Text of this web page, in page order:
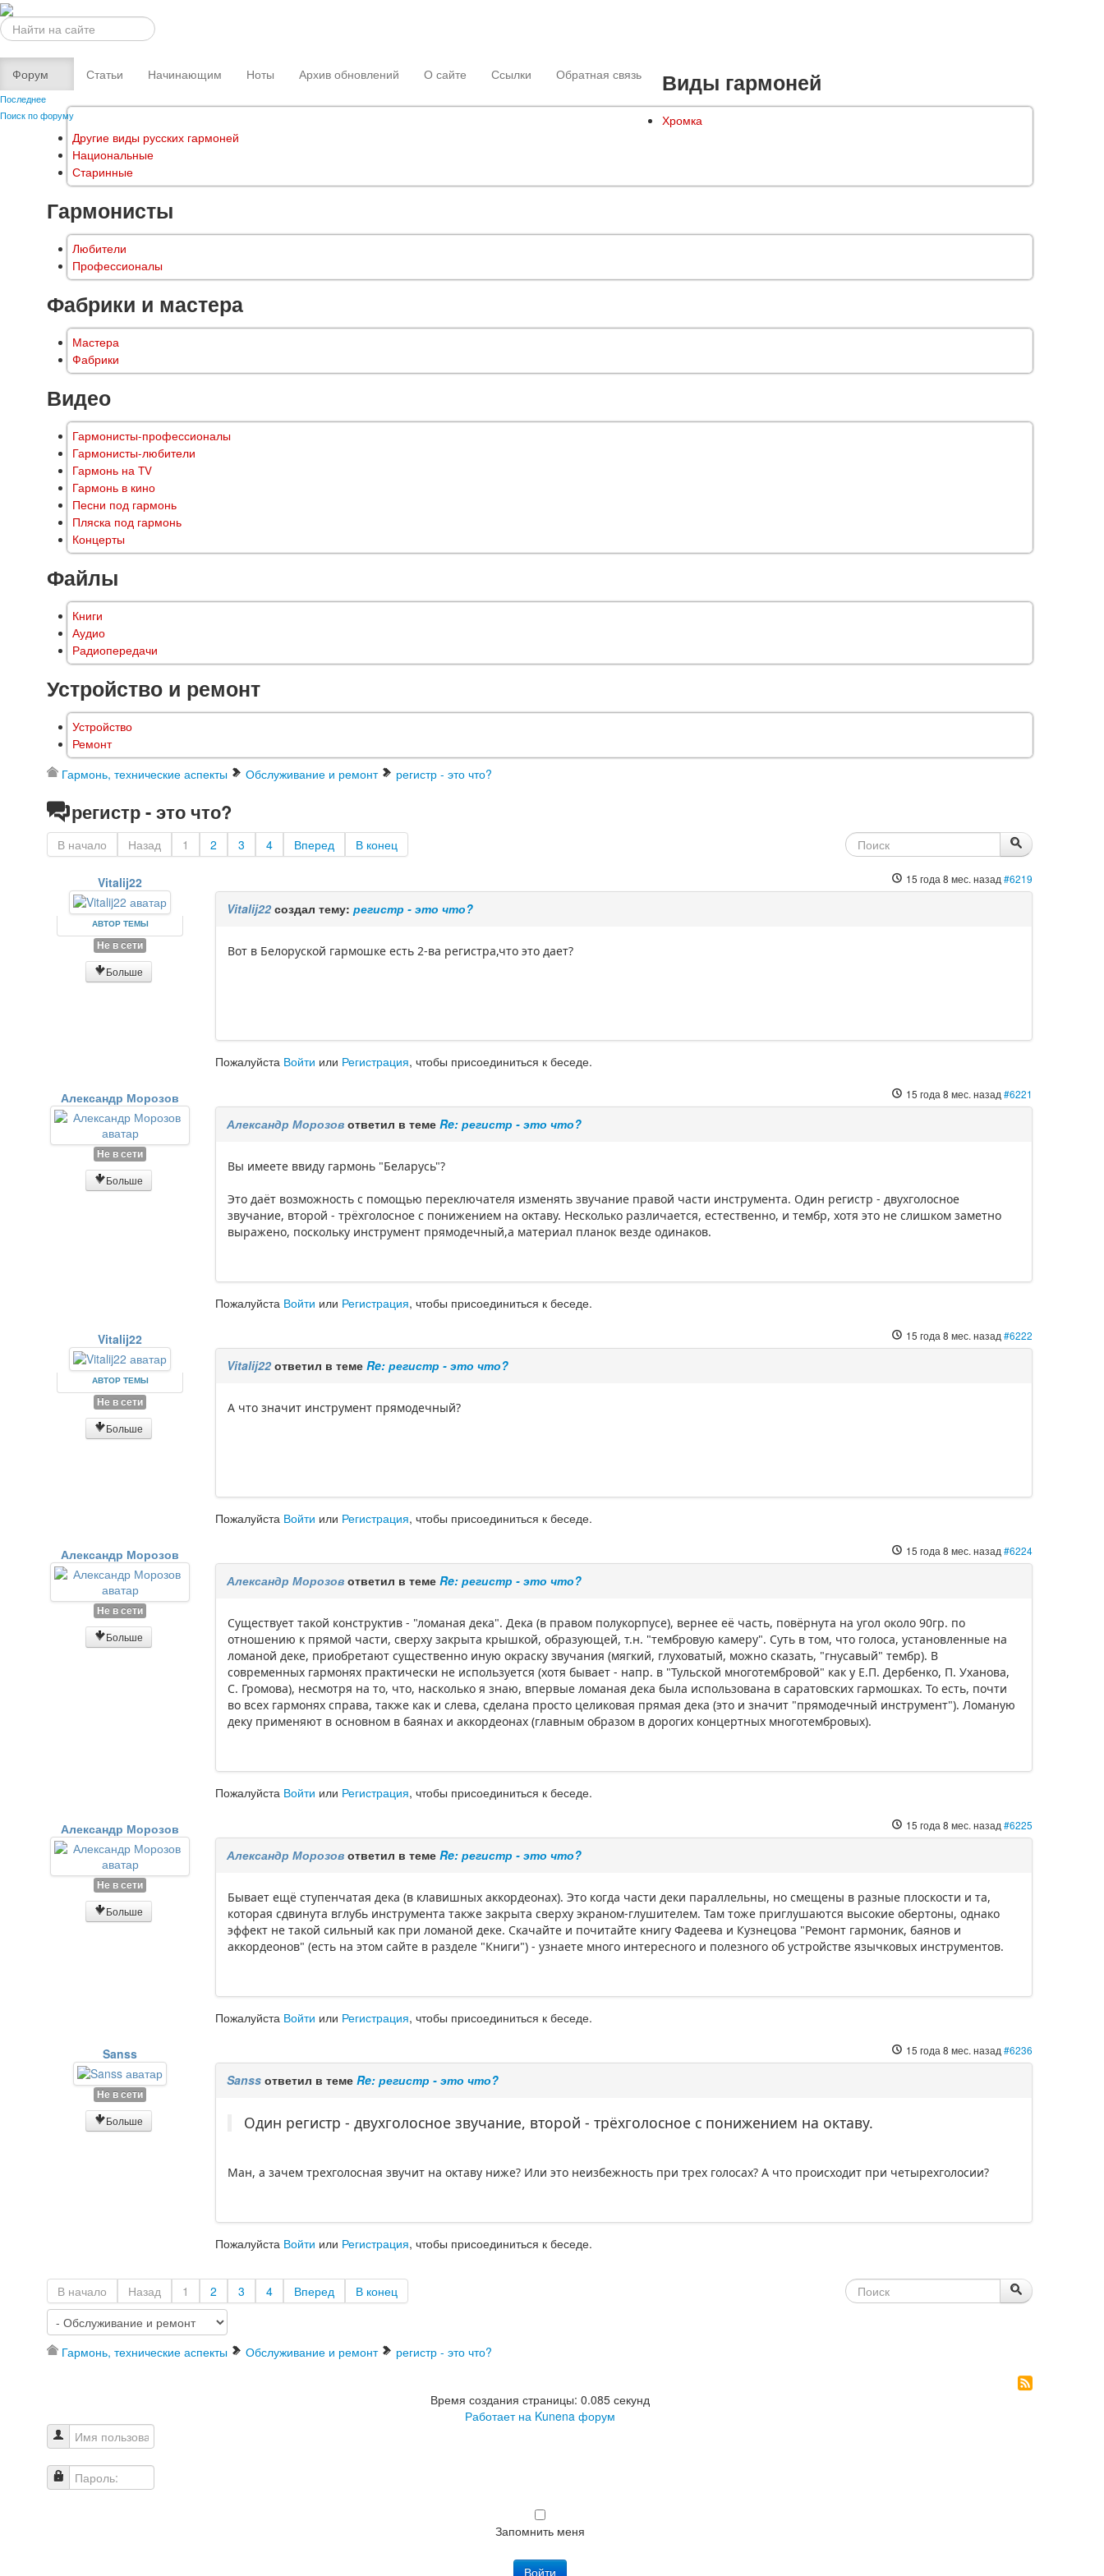
Искать...
Форум
Последнее
Поиск по форуму
Статьи Начинающим Ноты Архив обновлений О сайте Ссылки Обратная связь Виды гармоней
Хромка
Другие виды русских гармоней
Национальные
Старинные
Гармонисты
Любители
Профессионалы
Фабрики и мастера
Мастера
Фабрики
Видео
Гармонисты-профессионалы
Гармонисты-любители
Гармонь на TV
Гармонь в кино
Песни под гармонь
Пляска под гармонь
Концерты
Файлы
Книги
Аудио
Радиопередачи
Устройство и ремонт
Устройство
Ремонт
Гармонь, технические аспекты Обслуживание и ремонт регистр - это что?
регистр - это что?
В начало Назад 1 2 3 4 Вперед В конец
Vitalij22
АВТОР ТЕМЫ
Не в сети
Больше
15 года 8 мес. назад #6219
Vitalij22создал тему:регистр - это что?
Вот в Белоруской гармошке есть 2-ва регистра,что это дает?
Пожалуйста Войти или Регистрация, чтобы присоединиться к беседе.
Александр Морозов
Не в сети
Больше
15 года 8 мес. назад #6221
Александр Морозов ответил в темеRe: регистр - это что?
Вы имеете ввиду гармонь "Беларусь"?
Это даёт возможность с помощью переключателя изменять звучание правой части инструмента. Один регистр - двухголосное
звучание, второй - трёхголосное с понижением на октаву. Несколько различается, естественно, и тембр, хотя это не слишком заметно
выражено, поскольку инструмент прямодечный,а материал планок везде одинаков.
Пожалуйста Войти или Регистрация, чтобы присоединиться к беседе.
Vitalij22
АВТОР ТЕМЫ
Не в сети
Больше
15 года 8 мес. назад #6222
Vitalij22ответил в темеRe: регистр - это что?
А что значит инструмент прямодечный?
Пожалуйста Войти или Регистрация, чтобы присоединиться к беседе.
Александр Морозов
Не в сети
Больше
15 года 8 мес. назад #6224
Александр Морозов ответил в темеRe: регистр - это что?
Существует такой конструктив - "ломаная дека". Дека (в правом полукорпусе), вернее её часть, повёрнута на угол около 90гр. по
отношению к прямой части, сверху закрыта крышкой, образующей, т.н. "тембровую камеру". Суть в том, что голоса, установленные на
ломаной деке, приобретают существенно иную окраску звучания (мягкий, глуховатый, можно сказать, "гнусавый" тембр). В
современных гармонях практически не используется (хотя бывает - напр. в "Тульской многотембровой" как у Е.П. Дербенко, П. Уханова,
С. Громова), несмотря на то, что, насколько я знаю, впервые ломаная дека была использована в саратовских гармошках. То есть, почти
во всех гармонях справа, также как и слева, сделана просто целиковая прямая дека (это и значит "прямодечный инструмент"). Ломаную
деку применяют в основном в баянах и аккордеонах (главным образом в дорогих концертных многотембровых).
Пожалуйста Войти или Регистрация, чтобы присоединиться к беседе.
Александр Морозов
Не в сети
Больше
15 года 8 мес. назад #6225
Александр Морозов ответил в темеRe: регистр - это что?
Бывает ещё ступенчатая дека (в клавишных аккордеонах). Это когда части деки параллельны, но смещены в разные плоскости и та,
которая сдвинута вглубь инструмента также закрыта сверху экраном-глушителем. Там тоже приглушаются высокие обертоны, однако
эффект не такой сильный как при ломаной деке. Скачайте и почитайте книгу Фадеева и Кузнецова "Ремонт гармоник, баянов и
аккордеонов" (есть на этом сайте в разделе "Книги") - узнаете много интересного и полезного об устройстве язычковых инструментов.
Пожалуйста Войти или Регистрация, чтобы присоединиться к беседе.
Sanss
Не в сети
Больше
15 года 8 мес. назад #6236
Sanss ответил в темеRe: регистр - это что?
Один регистр - двухголосное звучание, второй - трёхголосное с понижением на октаву.
Ман, а зачем трехголосная звучит на октаву ниже? Или это неизбежность при трех голосах? А что происходит при четырехголосии?
Пожалуйста Войти или Регистрация, чтобы присоединиться к беседе.
В начало Назад 1 2 3 4 Вперед В конец
Гармонь, технические аспекты Обслуживание и ремонт регистр - это что?
Время создания страницы: 0.085 секунд
Работает на Kunena форум
Имя пользователя
Пароль:
Запомнить меня
Войти